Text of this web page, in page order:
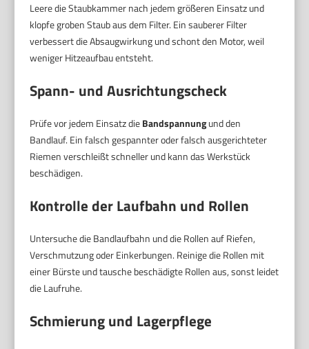
Leere die Staubkammer nach jedem größeren Einsatz und
klopfe groben Staub aus dem Filter. Ein sauberer Filter
verbessert die Absaugwirkung und schont den Motor, weil
weniger Hitzeaufbau entsteht.
Spann- und Ausrichtungscheck
Prüfe vor jedem Einsatz dieBandspannungund den
Bandlauf. Ein falsch gespannter oder falsch ausgerichteter
Riemen verschleißt schneller und kann das Werkstück
beschädigen.
Kontrolle der Laufbahn und Rollen
Untersuche die Bandlaufbahn und die Rollen auf Riefen,
Verschmutzung oder Einkerbungen. Reinige die Rollen mit
einer Bürste und tausche beschädigte Rollen aus, sonst leidet
die Laufruhe.
Schmierung und Lagerpflege